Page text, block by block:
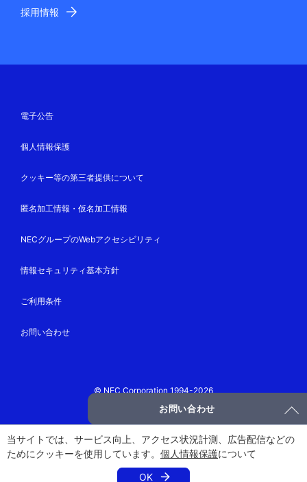
当サイトでは、サービス向上、アクセス状況計測、広告配信などの
ためにクッキーを使用しています。 個人情報保護について
OK
お問い合わせ
採用情報
電子公告
個人情報保護
クッキー等の第三者提供について
匿名加工情報・仮名加工情報
NECグループのWebアクセシビリティ
情報セキュリティ基本方針
ご利用条件
お問い合わせ
© NEC Corporation 1994-2026